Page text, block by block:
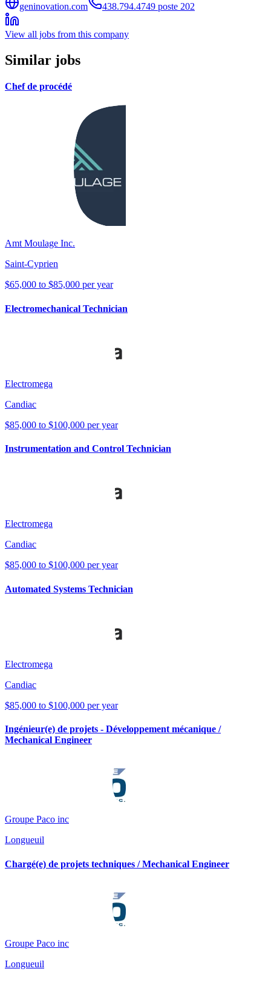
geninovation.com 438.794.4749 poste 202
View all jobs from this company
Similar jobs
Chef de procédé
Amt Moulage Inc.
Saint-Cyprien
$65,000 to $85,000 per year
Electromechanical Technician
Electromega
Candiac
$85,000 to $100,000 per year
Instrumentation and Control Technician
Electromega
Candiac
$85,000 to $100,000 per year
Automated Systems Technician
Electromega
Candiac
$85,000 to $100,000 per year
Ingénieur(e) de projets - Développement mécanique /
Mechanical Engineer
Groupe Paco inc
Longueuil
Chargé(e) de projets techniques / Mechanical Engineer
Groupe Paco inc
Longueuil